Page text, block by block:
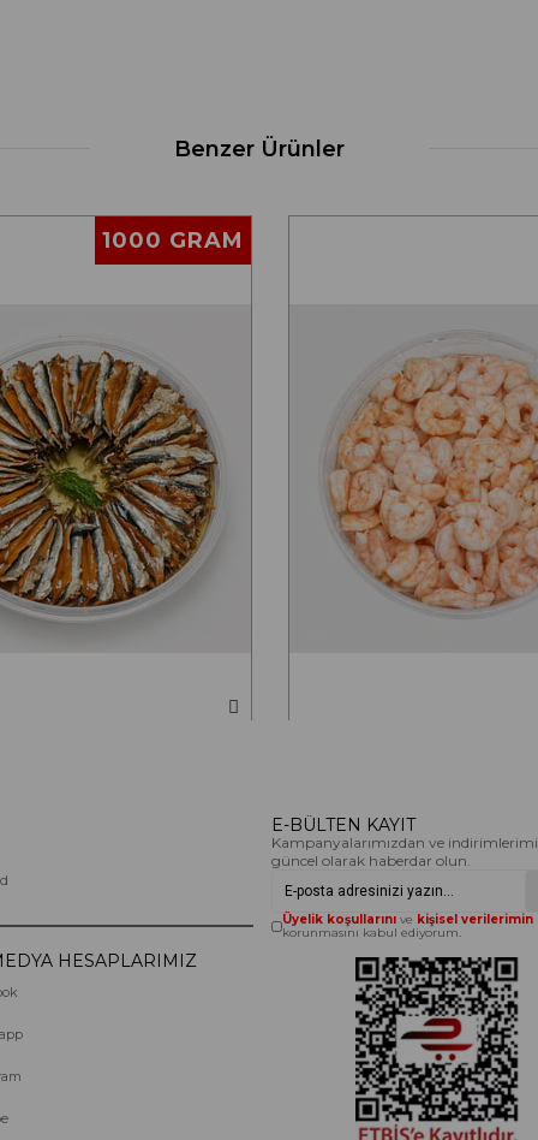
Benzer Ürünler
1000 GRAM
HESAPLARIMIZ
E-BÜLTEN KAYIT
Kampanyalarımızdan ve
güncel olarak haberdar olun.
Üyelik koşullarını ve kişisel verilerimin
korunmasını kabul ediyorum.